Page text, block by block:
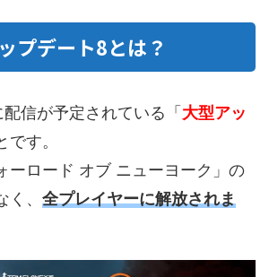
プデート8とは？
信が予定されている「大型アッ
です。
ーロード オブ ニューヨーク」の
、 全プレイヤーに解放されま